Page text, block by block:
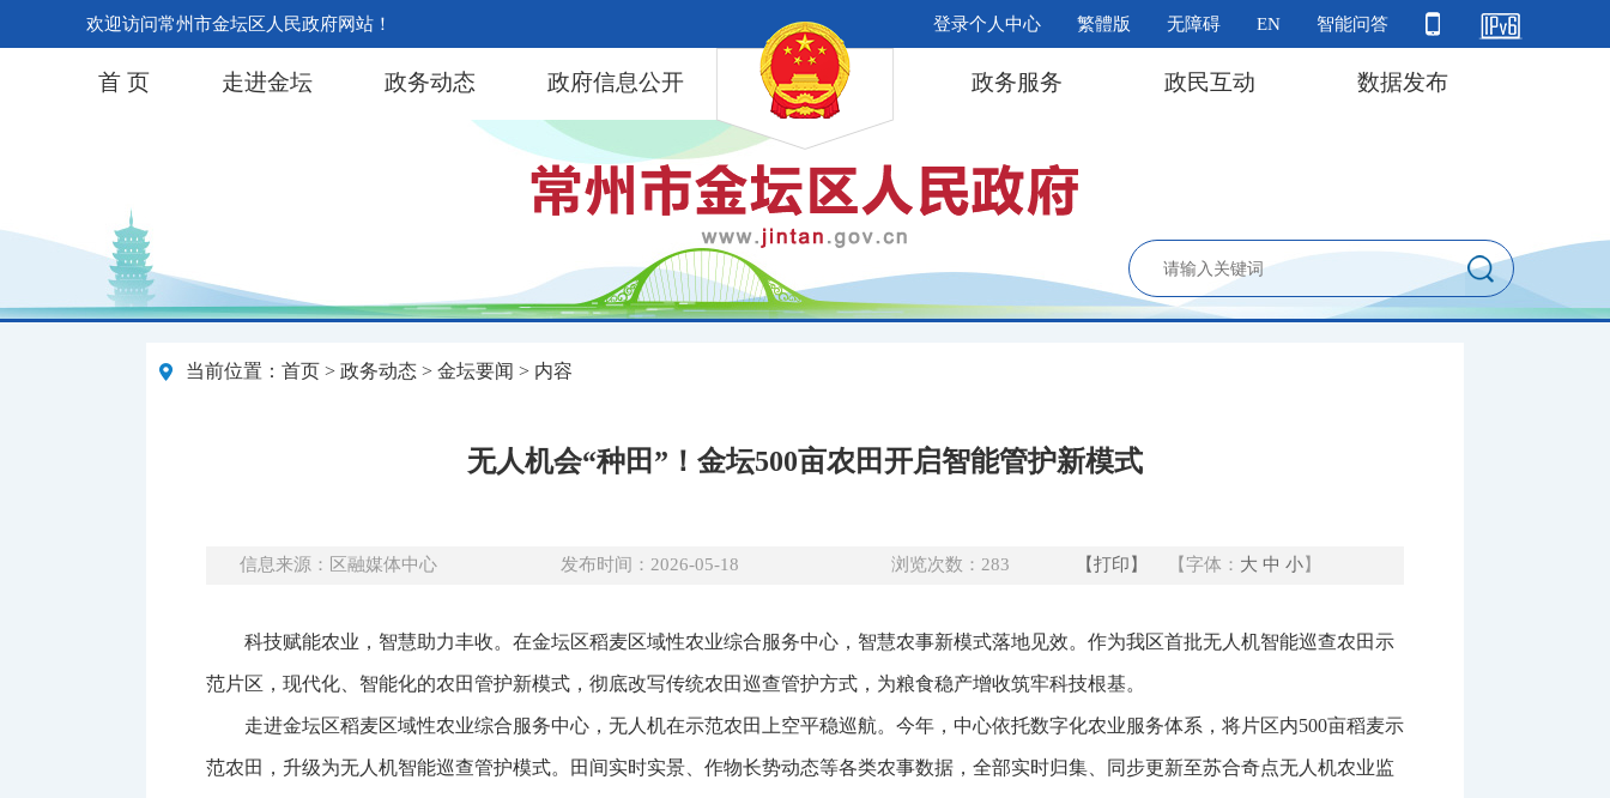
欢迎访问常州市金坛区人民政府网站！ 登录个人中心 繁體版 无障碍 EN 智能问答
首 页 走进金坛 政务动态 政府信息公开 政务服务 政民互动 数据发布
当前位置： 首页 > 政务动态 > 金坛要闻 > 内容
无人机会“种田”！金坛500亩农田开启智能管护新模式
信息来源：区融媒体中心 发布时间：2026-05-18 浏览次数： 283 【打印】 【字体： 大 中 小】
科技赋能农业，智慧助力丰收。在金坛区稻麦区域性农业综合服务中心，智慧农事新模式落地见效。作为我区首批无人机智能巡查农田示
范片区，现代化、智能化的农田管护新模式，彻底改写传统农田巡查管护方式，为粮食稳产增收筑牢科技根基。
走进金坛区稻麦区域性农业综合服务中心，无人机在示范农田上空平稳巡航。今年，中心依托数字化农业服务体系，将片区内500亩稻麦示
范农田，升级为无人机智能巡查管护模式。田间实时实景、作物长势动态等各类农事数据，全部实时归集、同步更新至苏合奇点无人机农业监